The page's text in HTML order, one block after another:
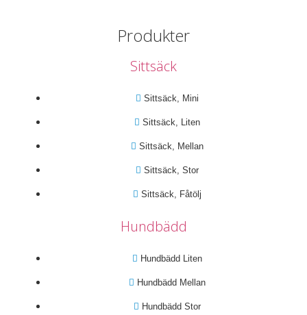
Produkter
Sittsäck
Sittsäck, Mini
Sittsäck, Liten
Sittsäck, Mellan
Sittsäck, Stor
Sittsäck, Fåtölj
Hundbädd
Hundbädd Liten
Hundbädd Mellan
Hundbädd Stor